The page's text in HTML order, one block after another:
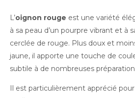
L’oignon rouge est une variété
à sa peau d’un pourpre vibrant et à
cerclée de rouge. Plus doux et
jaune, il apporte une touche de
subtile à de nombreuses
Il est particulièrement apprécié